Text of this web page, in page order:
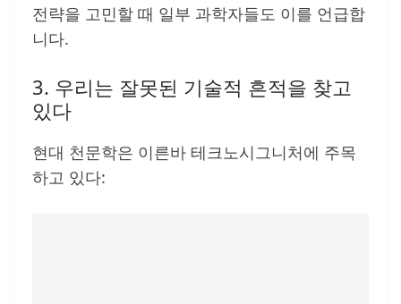
전략을 고민할 때 일부 과학자들도 이를 언급합
니다.
3. 우리는 잘못된 기술적 흔적을 찾고
있다
현대 천문학은 이른바 테크노시그니처에 주목
하고 있다: